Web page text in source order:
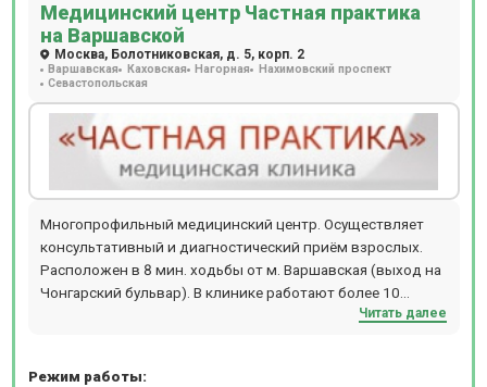
Медицинский центр Частная практика
на Варшавской
Москва, Болотниковская, д. 5, корп. 2
Варшавская Каховская Нагорная Нахимовский проспект
Севастопольская
Многопрофильный медицинский центр. Осуществляет
консультативный и диагностический приём взрослых.
Расположен в 8 мин. ходьбы от м. Варшавская (выход на
Чонгарский бульвар). В клинике работают более 10
специалистов по направлениям урологии, косметологии,
Читать далее
Режим работы: